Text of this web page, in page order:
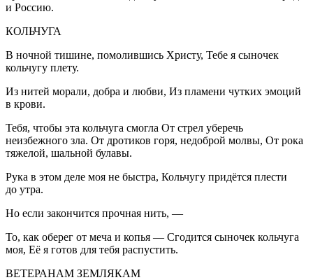
и Россию.
КОЛЬЧУГА
В ночной тишине, помолившись Христу, Тебе я сыночек
кольчугу плету.
Из нитей морали, добра и любви, Из пламени чутких эмоций
в крови.
Тебя, чтобы эта кольчуга смогла От стрел уберечь
неизбежного зла. От дротиков горя, недоброй молвы, От рока
тяжелой, шальной булавы.
Рука в этом деле моя не быстра, Кольчугу придётся плести
до утра.
Но если закончится прочная нить, —
То, как оберег от меча и копья — Сгодится сыночек кольчуга
моя, Её я готов для тебя распустить.
ВЕТЕРАНАМ ЗЕМЛЯКАМ